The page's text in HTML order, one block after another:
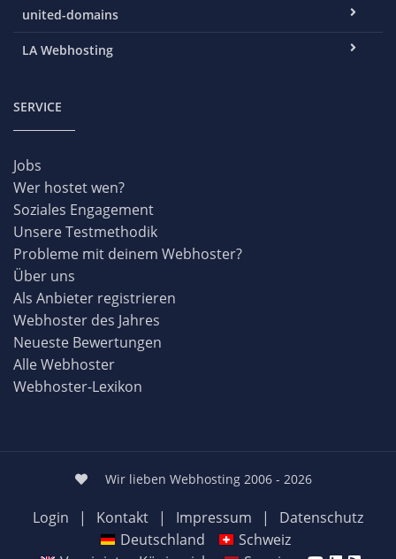
united-domains
LA Webhosting
SERVICE
Jobs
Wer hostet wen?
Soziales Engagement
Unsere Testmethodik
Probleme mit deinem Webhoster?
Über uns
Als Anbieter registrieren
Webhoster des Jahres
Neueste Bewertungen
Alle Webhoster
Webhoster-Lexikon
Wir lieben Webhosting 2006 - 2026
Login | Kontakt | Impressum |
Datenschutz
Deutschland
Schweiz